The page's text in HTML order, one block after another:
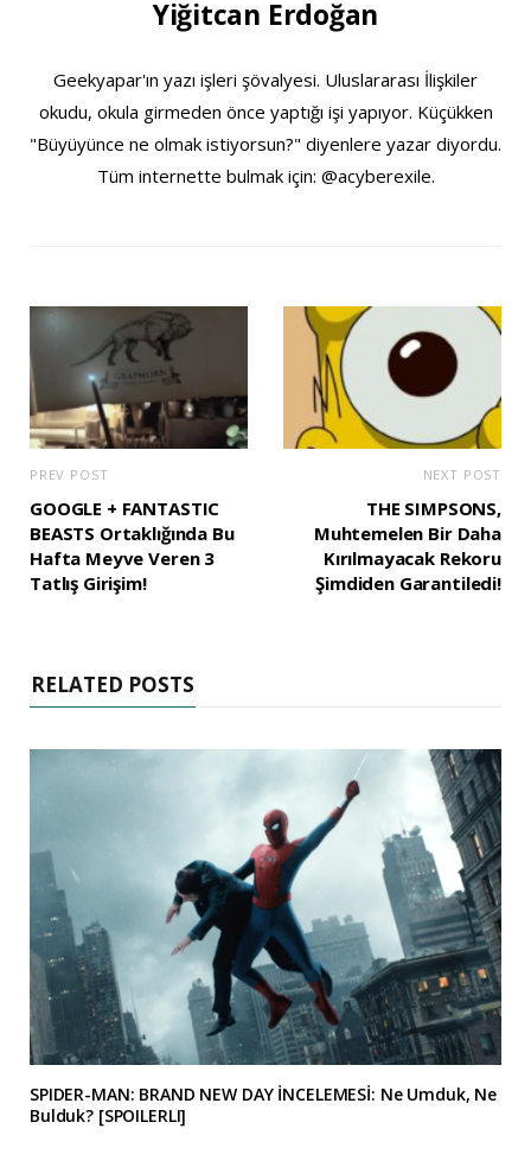
Yiğitcan Erdoğan
Geekyapar'ın yazı işleri şövalyesi. Uluslararası İlişkiler
okudu, okula girmeden önce yaptığı işi yapıyor. Küçükken
"Büyüyünce ne olmak istiyorsun?" diyenlere yazar diyordu.
Tüm internette bulmak için: @acyberexile.
PREV POST
GOOGLE + FANTASTIC
BEASTS Ortaklığında Bu
Hafta Meyve Veren 3
Tatlış Girişim!
NEXT POST
THE SIMPSONS,
Muhtemelen Bir Daha
Kırılmayacak Rekoru
Şimdiden Garantiledi!
RELATED POSTS
SPIDER-MAN: BRAND NEW DAY İNCELEMESİ: Ne Umduk, Ne
Bulduk? [SPOILERLI]